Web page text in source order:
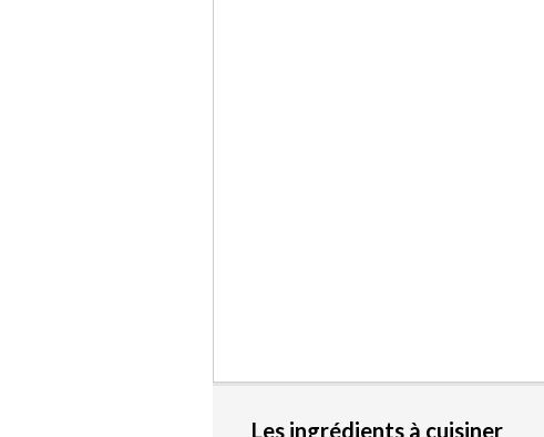
Les ingrédients à cuisiner